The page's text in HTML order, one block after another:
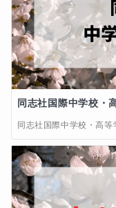
同志社国際中学校・
同志社国際中学校・高等